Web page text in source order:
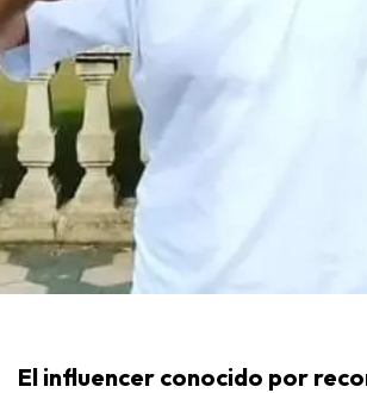
El influencer conocido por